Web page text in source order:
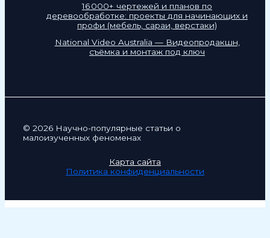
16 000+ чертежей и планов по
деревообработке: проекты для начинающих и
профи (мебель, сараи, верстаки)
National Video Australia — Видеопродакшн,
съёмка и монтаж под ключ
© 2026 Научно-популярные статьи о
малоизученных феноменах
Карта сайта
Политика конфиденциальности